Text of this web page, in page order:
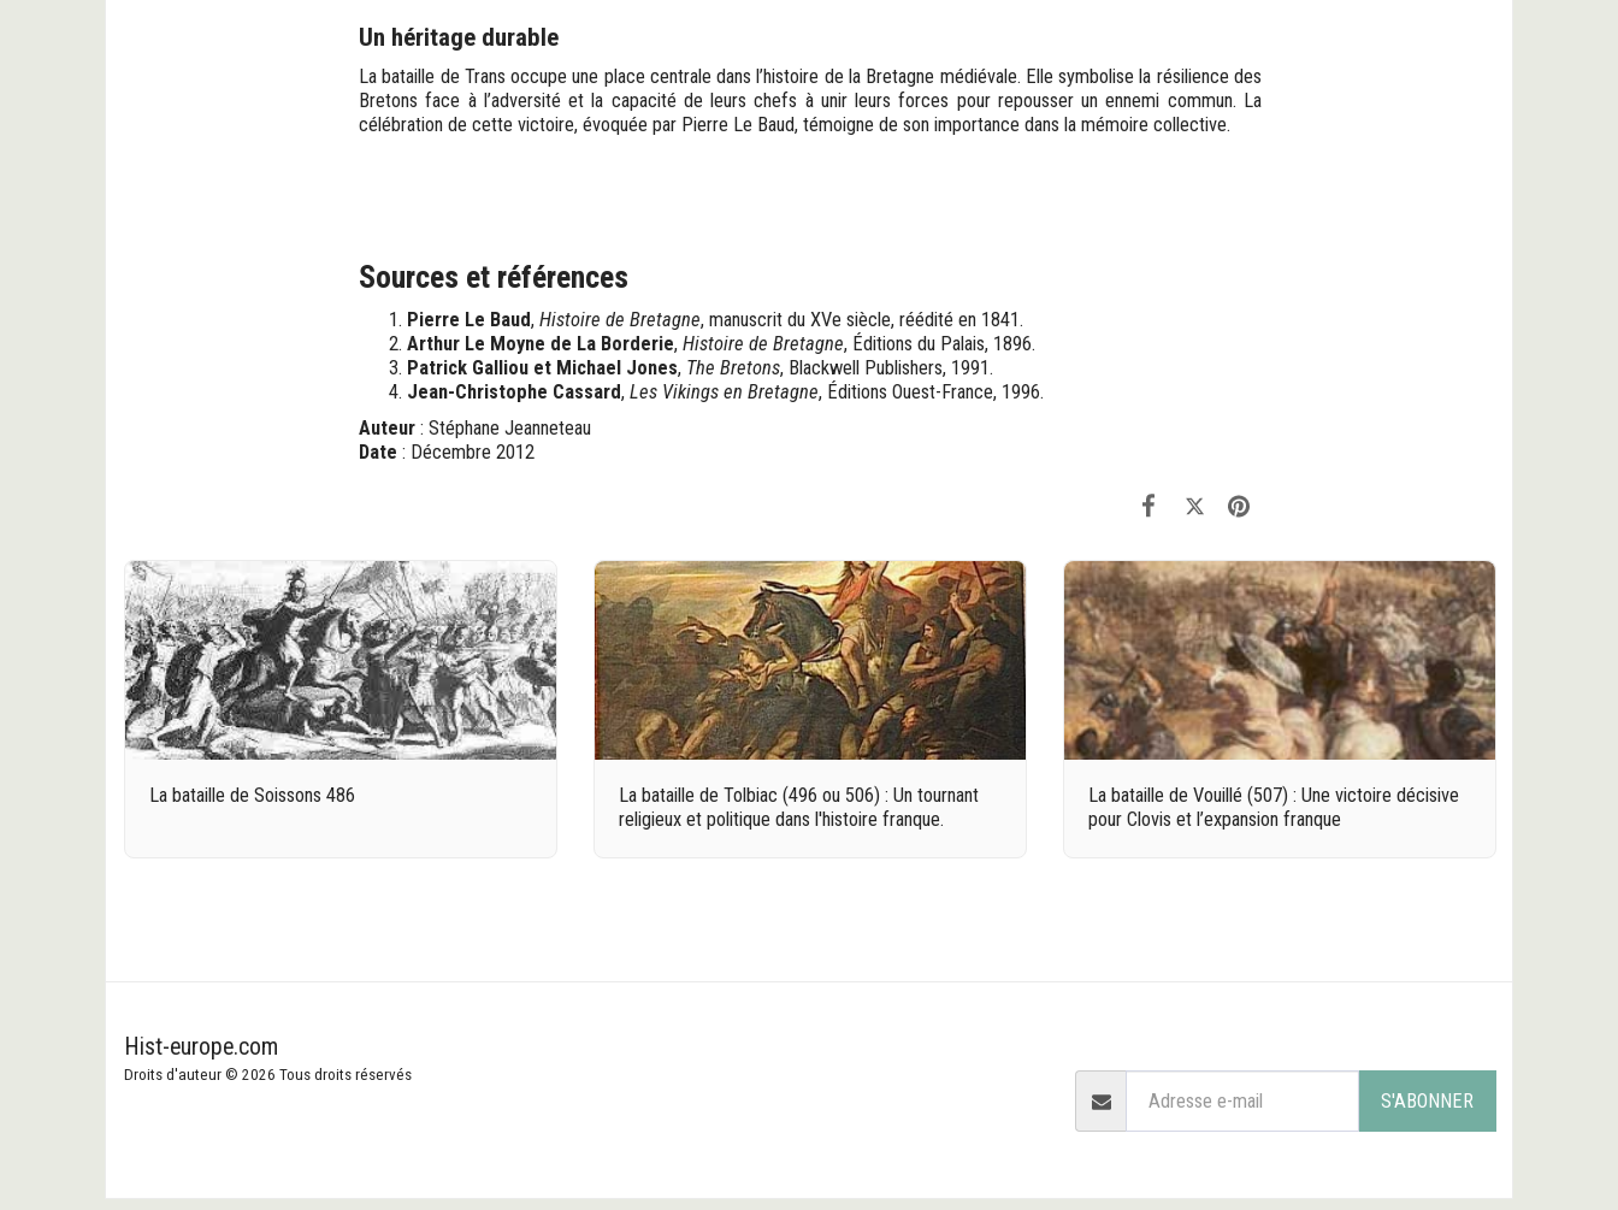
Un héritage durable
La bataille de Trans occupe une place centrale dans l’histoire de la Bretagne médiévale. Elle symbolise la résilience des
Bretons face à l’adversité et la capacité de leurs chefs à unir leurs forces pour repousser un ennemi commun. La
célébration de cette victoire, évoquée par Pierre Le Baud, témoigne de son importance dans la mémoire collective.
Sources et références
Pierre Le Baud, Histoire de Bretagne, manuscrit du XVe siècle, réédité en 1841.
Arthur Le Moyne de La Borderie, Histoire de Bretagne, Éditions du Palais, 1896.
Patrick Galliou et Michael Jones, The Bretons, Blackwell Publishers, 1991.
Jean-Christophe Cassard, Les Vikings en Bretagne, Éditions Ouest-France, 1996.
Auteur : Stéphane Jeanneteau
Date : Décembre 2012
La bataille de Soissons 486
La bataille de Tolbiac (496 ou 506) : Un tournant
religieux et politique dans l'histoire franque.
La bataille de Vouillé (507) : Une victoire décisive
pour Clovis et l’expansion franque
Hist-europe.com
Droits d'auteur © 2026 Tous droits réservés
S'ABONNER